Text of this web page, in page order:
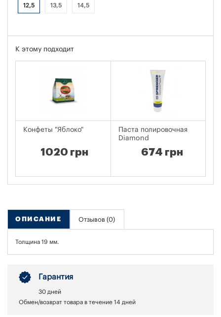
12,5 13,5 14,5
К этому подходит
Конфеты "Яблоко"
1020 грн
Паста полировочная
Diamond
674 грн
ОПИСАНИЕ Отзывов (0)
Толщина 19 мм.
Гарантия
30 дней
Обмен/возврат товара в течение 14 дней